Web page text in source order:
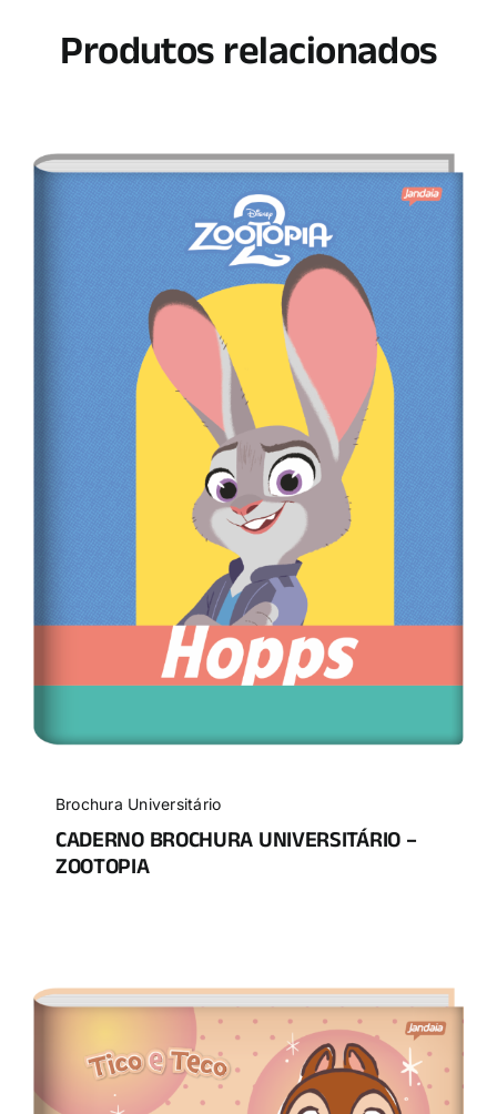
Produtos relacionados
Brochura Universitário
CADERNO BROCHURA UNIVERSITÁRIO –
ZOOTOPIA